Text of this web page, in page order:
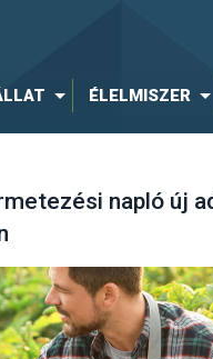
ÉLELMISZER
napló új